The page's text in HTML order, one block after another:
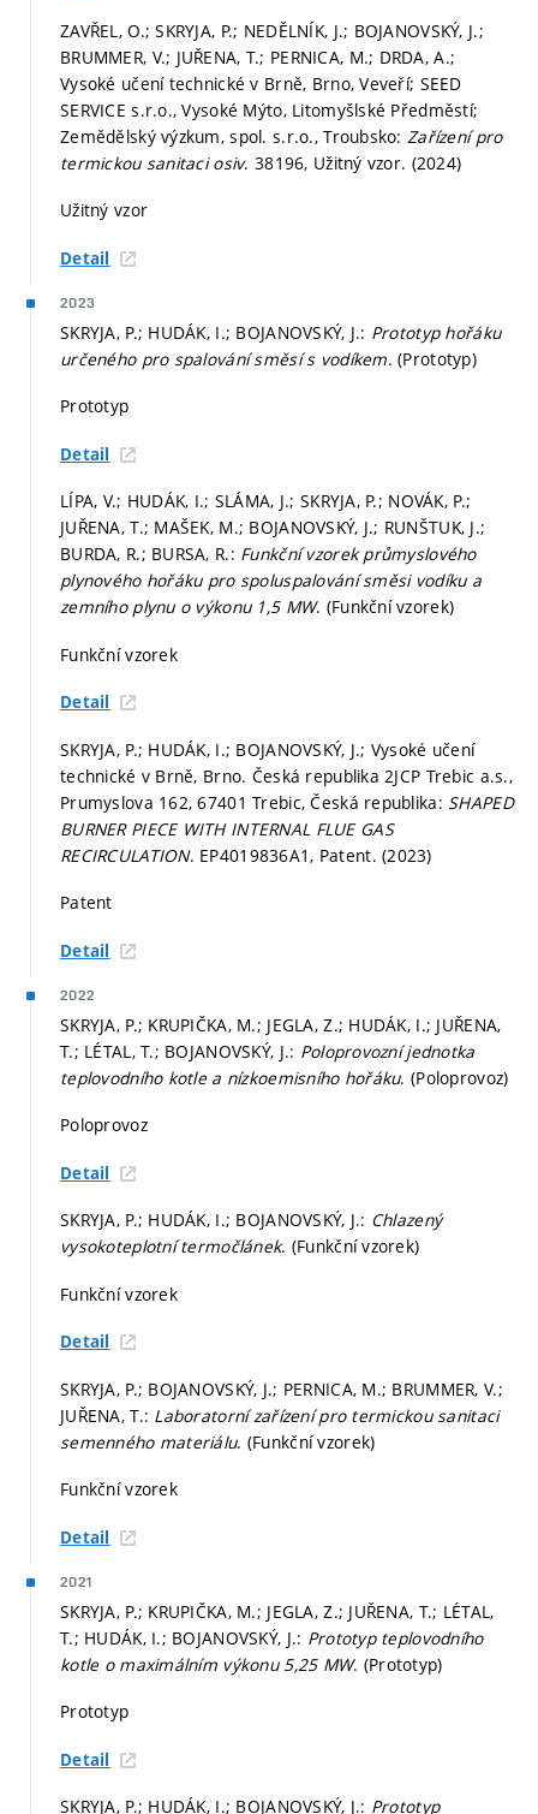
ZAVŘEL, O.; SKRYJA, P.; NEDĚLNÍK, J.; BOJANOVSKÝ, J.;
BRUMMER, V.; JUŘENA, T.; PERNICA, M.; DRDA, A.;
Vysoké učení technické v Brně, Brno, Veveří; SEED
SERVICE s.r.o., Vysoké Mýto, Litomyšlské Předměstí;
Zemědělský výzkum, spol. s.r.o., Troubsko: Zařízení pro
termickou sanitaci osiv. 38196, Užitný vzor. (2024)
Užitný vzor
Detail
2023
SKRYJA, P.; HUDÁK, I.; BOJANOVSKÝ, J.: Prototyp hořáku
určeného pro spalování směsí s vodíkem. (Prototyp)
Prototyp
Detail
LÍPA, V.; HUDÁK, I.; SLÁMA, J.; SKRYJA, P.; NOVÁK, P.;
JUŘENA, T.; MAŠEK, M.; BOJANOVSKÝ, J.; RUNŠTUK, J.;
BURDA, R.; BURSA, R.: Funkční vzorek průmyslového
plynového hořáku pro spoluspalování směsi vodíku a
zemního plynu o výkonu 1,5 MW. (Funkční vzorek)
Funkční vzorek
Detail
SKRYJA, P.; HUDÁK, I.; BOJANOVSKÝ, J.; Vysoké učení
technické v Brně, Brno. Česká republika 2JCP Trebic a.s.,
Prumyslova 162, 67401 Trebic, Česká republika: SHAPED
BURNER PIECE WITH INTERNAL FLUE GAS
RECIRCULATION. EP4019836A1, Patent. (2023)
Patent
Detail
2022
SKRYJA, P.; KRUPIČKA, M.; JEGLA, Z.; HUDÁK, I.; JUŘENA,
T.; LÉTAL, T.; BOJANOVSKÝ, J.: Poloprovozní jednotka
teplovodního kotle a nízkoemisního hořáku. (Poloprovoz)
Poloprovoz
Detail
SKRYJA, P.; HUDÁK, I.; BOJANOVSKÝ, J.: Chlazený
vysokoteplotní termočlánek. (Funkční vzorek)
Funkční vzorek
Detail
SKRYJA, P.; BOJANOVSKÝ, J.; PERNICA, M.; BRUMMER, V.;
JUŘENA, T.: Laboratorní zařízení pro termickou sanitaci
semenného materiálu. (Funkční vzorek)
Funkční vzorek
Detail
2021
SKRYJA, P.; KRUPIČKA, M.; JEGLA, Z.; JUŘENA, T.; LÉTAL,
T.; HUDÁK, I.; BOJANOVSKÝ, J.: Prototyp teplovodního
kotle o maximálním výkonu 5,25 MW. (Prototyp)
Prototyp
Detail
SKRYJA, P.; HUDÁK, I.; BOJANOVSKÝ, J.: Prototyp